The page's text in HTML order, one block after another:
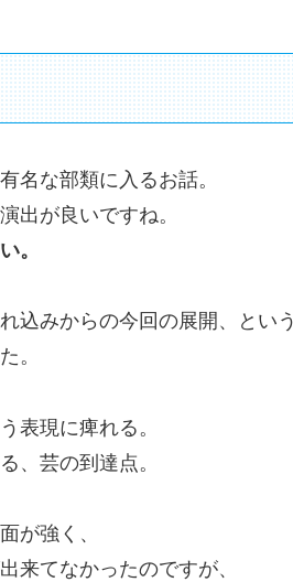
名な部類に入るお話。
出が良いですね。
。
込みからの今回の展開、とい
。
表現に痺れる。
、芸の到達点。
が強く、
来てなかったのですが、